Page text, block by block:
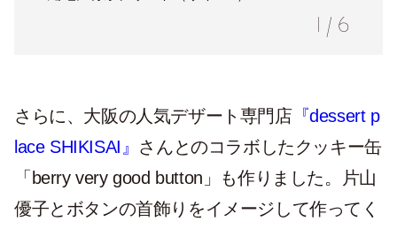
1 / 6
さらに、大阪の人気デザート専門店『dessert p
lace SHIKISAI』 さんとのコラボしたクッキー缶
「berry very good button」も作りました。片山
優子とボタンの首飾りをイメージして作ってく